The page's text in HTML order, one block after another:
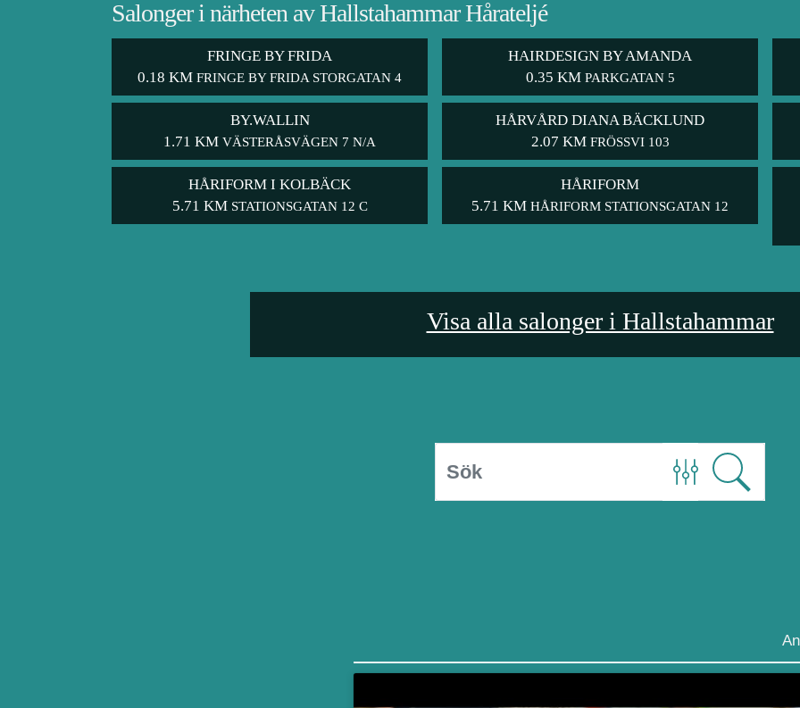
Salonger i närheten av Hallstahammar Hårateljé
FRINGE BY FRIDA
0.18 KM FRINGE BY FRIDA STORGATAN 4
HAIRDESIGN BY AMANDA
0.35 KM PARKGATAN 5
BY.WALLIN
1.71 KM VÄSTERÅSVÄGEN 7 N/A
HÅRVÅRD DIANA BÄCKLUND
2.07 KM FRÖSSVI 103
HÅRIFORM I KOLBÄCK
5.71 KM STATIONSGATAN 12 C
HÅRIFORM
5.71 KM HÅRIFORM STATIONSGATAN 12
Visa alla salonger i Hallstahammar